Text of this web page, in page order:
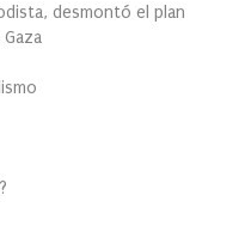
desmontó el plan